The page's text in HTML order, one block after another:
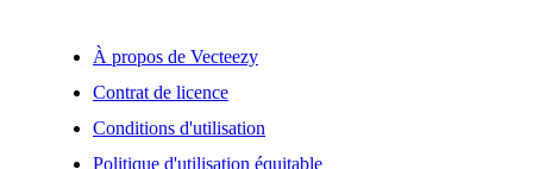
À propos de Vecteezy
Contrat de licence
Conditions d'utilisation
Politique d'utilisation équitable